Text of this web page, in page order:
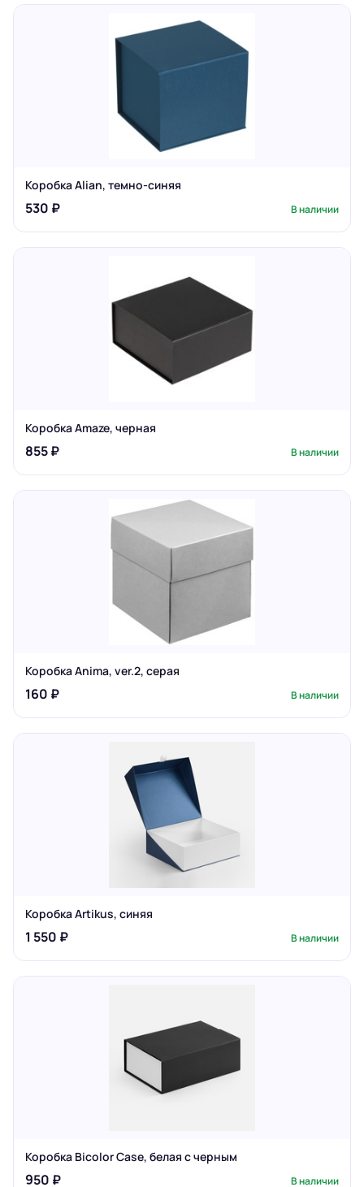
Коробка Alian, темно-синяя
530 ₽ В наличии
Коробка Amaze, черная
855 ₽ В наличии
Коробка Anima, ver.2, серая
160 ₽ В наличии
Коробка Artikus, синяя
1 550 ₽ В наличии
Коробка Bicolor Case, белая с черным
950 ₽ В наличии